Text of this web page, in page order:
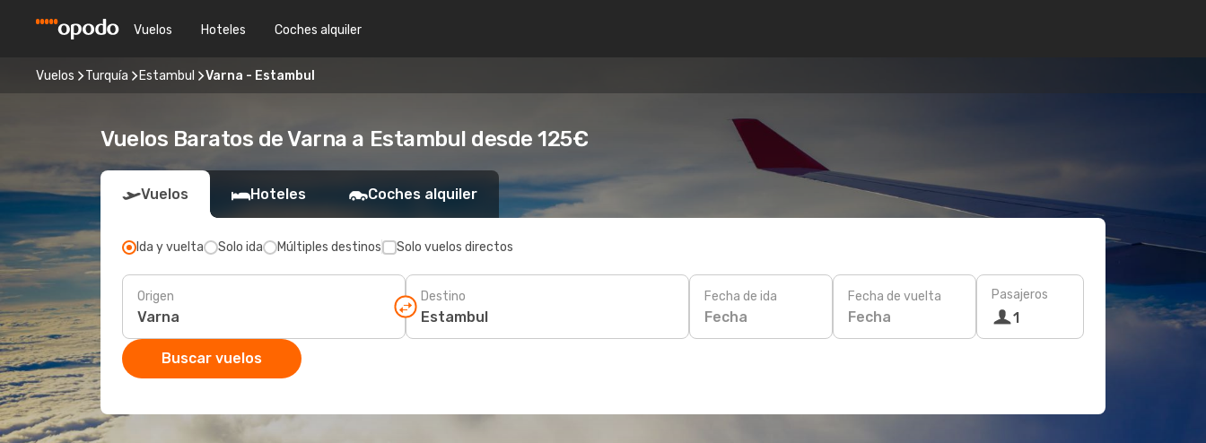
Vuelos Hoteles Coches alquiler
Vuelos Turquía Estambul Varna - Estambul
Vuelos Baratos de Varna a Estambul desde 125€
Vuelos Hoteles Coches alquiler
Ida y vuelta Solo ida Múltiples destinos Solo vuelos directos
Origen Destino Fecha de ida
Fecha
Fecha de vuelta
Fecha
Pasajeros
1
Buscar vuelos